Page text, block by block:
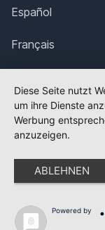
Español
Français
Polska
Português
Nederlands
Svenska
Diese Seite nutzt
um ihre Dienste
Werbung
anzuzeigen.
ABLEHNEN
Powered by